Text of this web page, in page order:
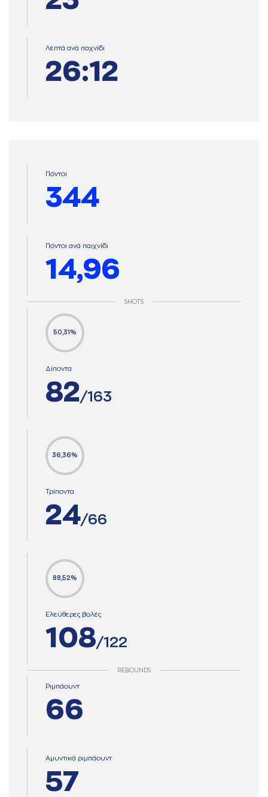
Λεπτά ανά παχνίδι
26:12
Πόντοι
344
Πόντοι ανά παιχνίδι
14,96
SHOTS
50,31%
Δίποντα
82/163
36,36%
Τρίποντα
24/66
88,52%
Ελεύθερες βολές
108/122
REBOUNDS
Ριμπάουντ
66
Αμυντικά ριμπάουντ
57